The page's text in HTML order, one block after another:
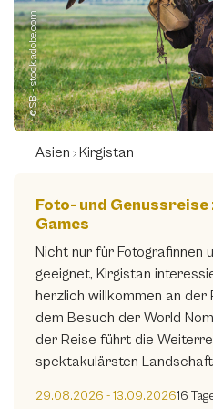
Europa (0)
Ozeanien (0)
Preisspanne
€ 600
Sortieren nach
Reiseanbieter
ARR Reisen (4)
Art & Adventure
©SB - stock.adobe.com
Asien Kirgistan
Foto- und
Games
Nicht nur für Fotografinnen
geeignet, Kirgistan
herzlich willkommen an der
dem Besuch der World
der Reise führt die
spektakulärsten
29.08.2026 - 13.09.202616